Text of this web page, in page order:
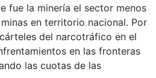
fue la minería el sector menos
en territorio nacional. Por
del narcotráfico en el
en las fronteras
las cuotas de las